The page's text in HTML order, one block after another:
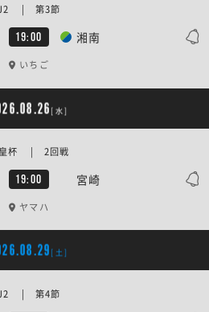
19:00 湘南
| 第3節
いちご
[水]
19:00 宮崎
杯 | 2回戦
ヤマハ
[土]
| 第4節